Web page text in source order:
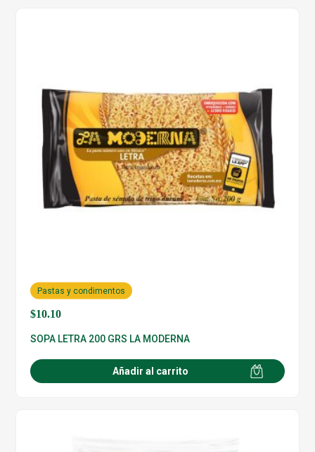
$10.10
Pastas y condimentos
SOPA LETRA 200 GRS LA MODERNA
Añadir al carrito